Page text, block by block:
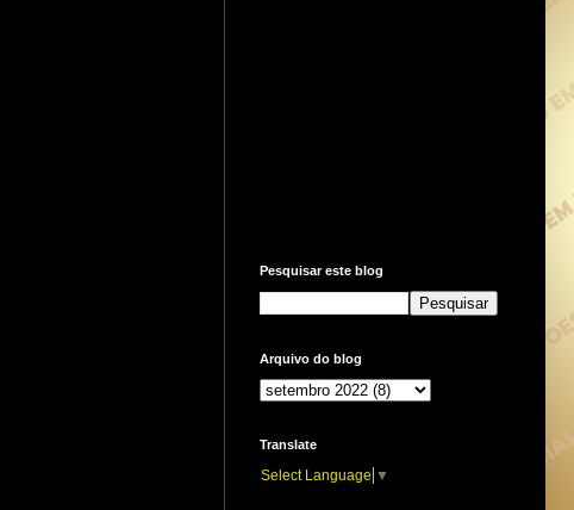
Pesquisar este blog
Arquivo do blog
Translate
Select Language ▼